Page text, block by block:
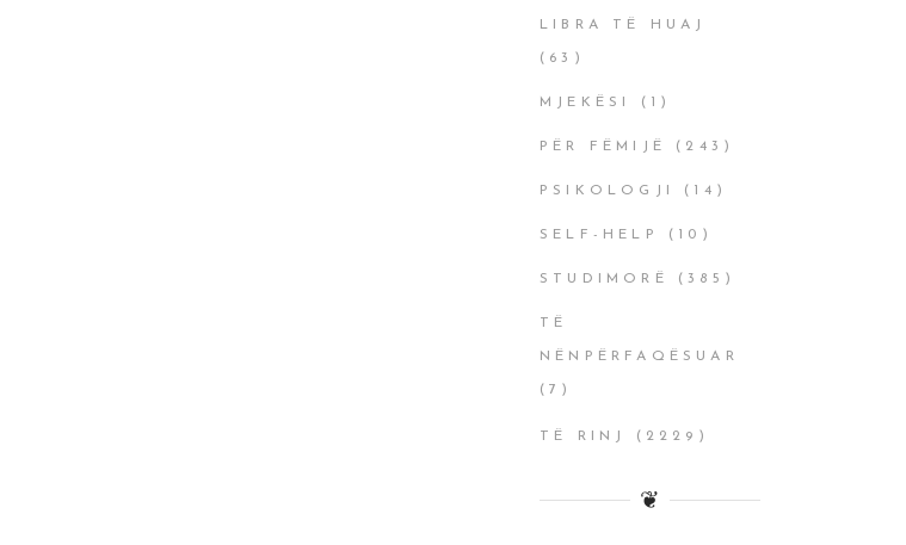
LIBRA TË HUAJ
(63)
MJEKËSI (1)
PËR FËMIJË (243)
PSIKOLOGJI (14)
SELF-HELP (10)
STUDIMORË (385)
TË
NËNPËRFAQËSUAR
(7)
TË RINJ (2229)
❦